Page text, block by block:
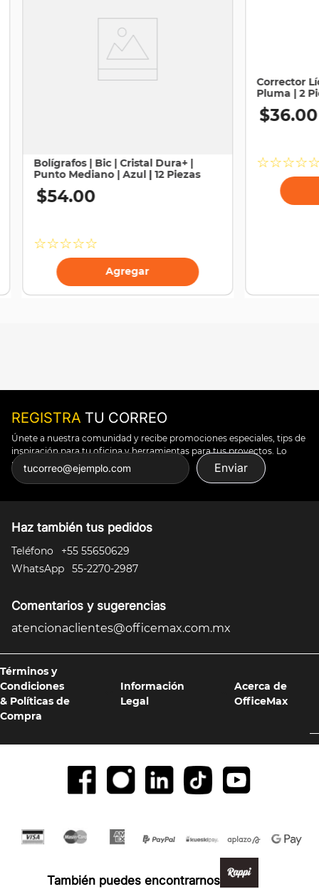
Bolígrafos | Bic | Cristal Dura+ |
Punto Mediano | Azul | 12 Piezas
$54.00
☆☆☆☆☆
Agregar
Corrector
Pluma | 2
$36.00
☆☆☆☆
REGISTRA TU CORREO
Únete a nuestra comunidad y recibe promociones especiales, tips de
inspiración para tu oficina y herramientas para tus proyectos. Lo
puedes todo.
Enviar
Haz también tus pedidos
Teléfono
+55 55650629
WhatsApp
55-2270-2987
Comentarios y sugerencias
atencionaclientes@officemax.com.mx
Términos y
Condiciones
& Políticas de
Compra
Información
Legal
Acerca de
OfficeMax
También puedes encontrarnos en: